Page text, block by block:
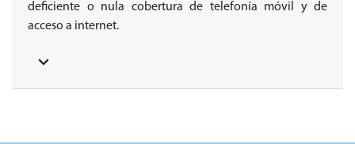
deficiente o nula cobertura de telefonía móvil y de
acceso a internet.